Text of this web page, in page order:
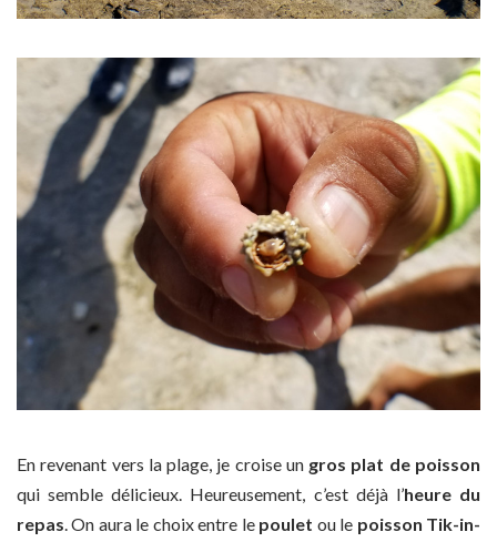
En revenant vers la plage, je croise un gros plat de poisson
qui semble délicieux. Heureusement, c’est déjà l’heure du
repas. On aura le choix entre le poulet ou le poisson Tik-in-